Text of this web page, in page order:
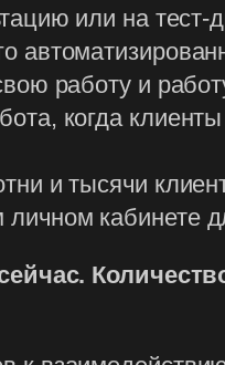
или на тест-
работу и
когда
и тысячи
кабинете